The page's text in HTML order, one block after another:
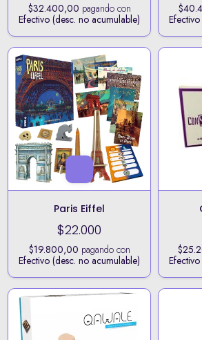
$32.400,00 pagando con
Efectivo (desc. no acumulable)
Paris Eiffel
$22.000
$19.800,00 pagando con
Efectivo (desc. no acumulable)